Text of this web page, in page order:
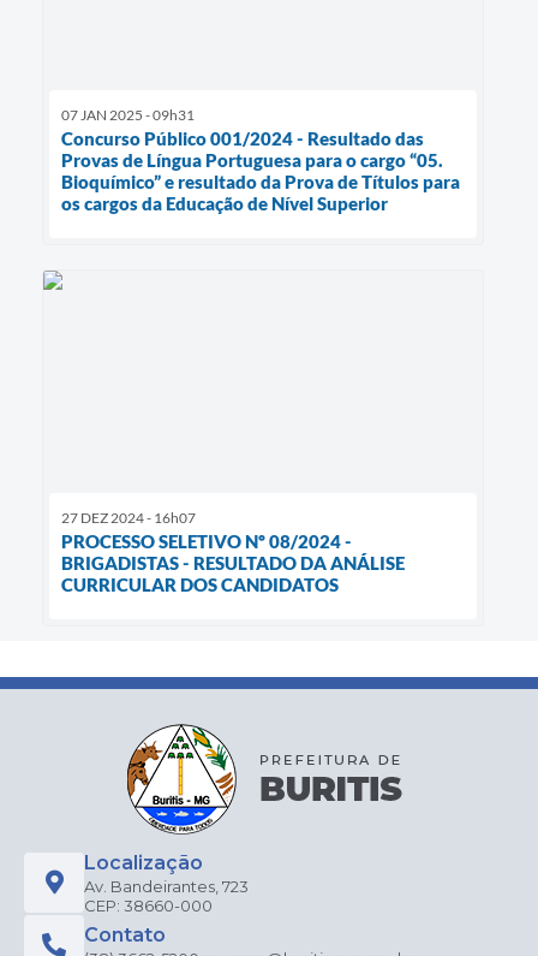
07 JAN 2025 - 09h31
Concurso Público 001/2024 - Resultado das
Provas de Língua Portuguesa para o cargo “05.
Bioquímico” e resultado da Prova de Títulos para
os cargos da Educação de Nível Superior
27 DEZ 2024 - 16h07
PROCESSO SELETIVO Nº 08/2024 -
BRIGADISTAS - RESULTADO DA ANÁLISE
CURRICULAR DOS CANDIDATOS
Localização
Av. Bandeirantes, 723
CEP: 38660-000
Contato